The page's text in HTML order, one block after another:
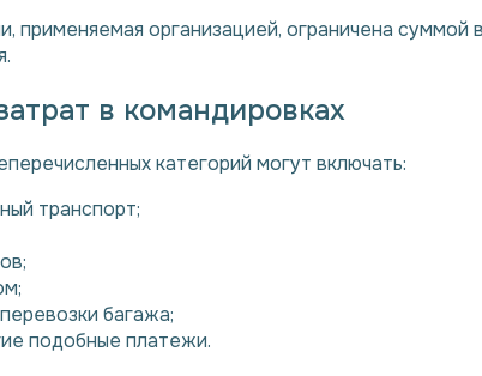
применяемая организацией, ограничена
в командировках
категорий могут включать:
транспорт;
багажа;
подобные платежи.